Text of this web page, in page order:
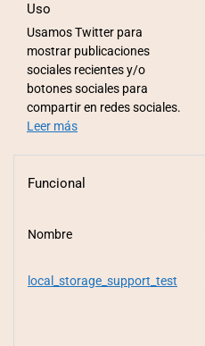
Uso
Usamos Twitter para
mostrar publicaciones
sociales recientes y/o
botones sociales para
compartir en redes sociales.
Leer más
Funcional
Nombre
local_storage_support_test